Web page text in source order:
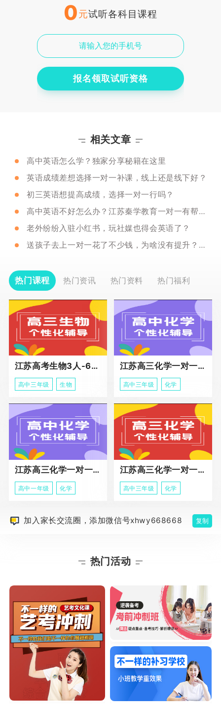
0元试听各科目课程
报名领取试听资格
相关文章
高中英语怎么学？独家分享秘籍在这里
英语成绩差想选择一对一补课，线上还是线下好？
初三英语想提高成绩，选择一对一行吗？
高中英语不好怎么办？江苏秦学教育一对一有帮助吗？
老外纷纷入驻小红书，玩社媒也得会英语了？
送孩子去上一对一花了不少钱，为啥没有提升？西安有靠谱的一对一吗？
热门课程 热门资讯 热门资料 热门福利
江苏高考生物3人-6人小班助力课程
高中三年级 生物
江苏高三化学一对一个性化冲刺辅导
高中三年级 化学
江苏高三化学一对一个性化辅导
高中一年级 化学
江苏高三化学一对一冲刺辅导课程
高中三年级 化学
加入家长交流圈，添加微信号xhwy668668 复制
热门活动